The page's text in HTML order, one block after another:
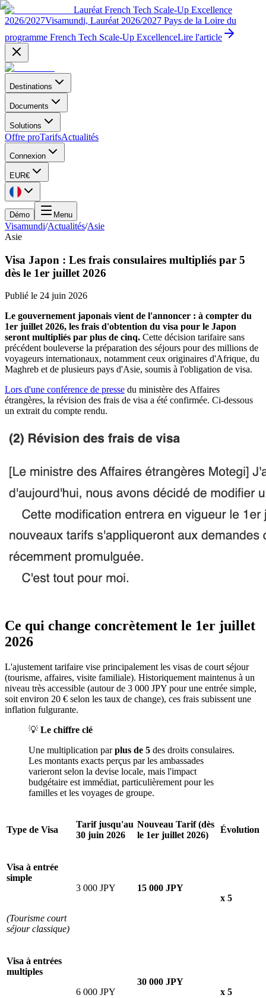
Lauréat French Tech Scale-Up Excellence
2026/2027Visamundi, Lauréat 2026/2027 Pays de la Loire du
programme French Tech Scale-Up ExcellenceLire l'article
Destinations
Documents
Solutions
Offre proTarifsActualités
Connexion
EUR€
Démo Menu
Visamundi/Actualités/Asie
Asie
Visa Japon : Les frais consulaires multipliés par 5
dès le 1er juillet 2026
Publié le 24 juin 2026
Le gouvernement japonais vient de l'annoncer : à compter du
1er juillet 2026, les frais d'obtention du visa pour le Japon
seront multipliés par plus de cinq. Cette décision tarifaire sans
précédent bouleverse la préparation des séjours pour des millions de
voyageurs internationaux, notamment ceux originaires d'Afrique, du
Maghreb et de plusieurs pays d'Asie, soumis à l'obligation de visa.
Lors d'une conférence de presse du ministère des Affaires
étrangères, la révision des frais de visa a été confirmée. Ci-dessous
un extrait du compte rendu.
Ce qui change concrètement le 1er juillet
2026
L'ajustement tarifaire vise principalement les visas de court séjour
(tourisme, affaires, visite familiale). Historiquement maintenus à un
niveau très accessible (autour de 3 000 JPY pour une entrée simple,
soit environ 20 € selon les taux de change), ces frais subissent une
inflation fulgurante.
💡 Le chiffre clé
Une multiplication parplus de 5 des droits consulaires.
Les montants exacts perçus par les ambassades
varieront selon la devise locale, mais l'impact
budgétaire est immédiat, particulièrement pour les
familles et les voyages de groupe.
Type de Visa
Tarif jusqu'au
30 juin 2026
Nouveau Tarif (dès
le 1er juillet 2026)
Évolution
Visa à entrée
simple
(Tourisme court
séjour classique)
3 000 JPY
15 000 JPY
x 5
Visa à entrées
multiples
6 000 JPY
30 000 JPY
x 5